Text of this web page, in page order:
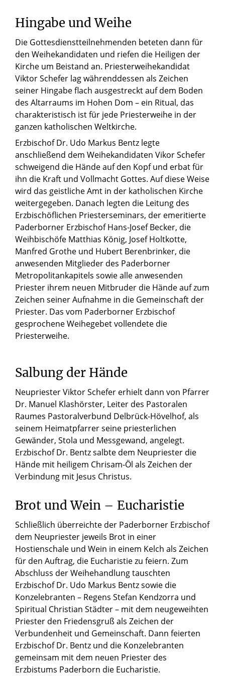
Hingabe und Weihe
Die Gottesdienstteilnehmenden beteten dann für
den Weihekandidaten und riefen die Heiligen der
Kirche um Beistand an. Priesterweihekandidat
Viktor Schefer lag währenddessen als Zeichen
seiner Hingabe flach ausgestreckt auf dem Boden
des Altarraums im Hohen Dom – ein Ritual, das
charakteristisch ist für jede Priesterweihe in der
ganzen katholischen Weltkirche.
Erzbischof Dr. Udo Markus Bentz legte
anschließend dem Weihekandidaten Vikor Schefer
schweigend die Hände auf den Kopf und erbat für
ihn die Kraft und Vollmacht Gottes. Auf diese Weise
wird das geistliche Amt in der katholischen Kirche
weitergegeben. Danach legten die Leitung des
Erzbischöflichen Priesterseminars, der emeritierte
Paderborner Erzbischof Hans-Josef Becker, die
Weihbischöfe Matthias König, Josef Holtkotte,
Manfred Grothe und Hubert Berenbrinker, die
anwesenden Mitglieder des Paderborner
Metropolitankapitels sowie alle anwesenden
Priester ihrem neuen Mitbruder die Hände auf zum
Zeichen seiner Aufnahme in die Gemeinschaft der
Priester. Das vom Paderborner Erzbischof
gesprochene Weihegebet vollendete die
Priesterweihe.
Salbung der Hände
Neupriester Viktor Schefer erhielt dann von Pfarrer
Dr. Manuel Klashörster, Leiter des Pastoralen
Raumes Pastoralverbund Delbrück-Hövelhof, als
seinem Heimatpfarrer seine priesterlichen
Gewänder, Stola und Messgewand, angelegt.
Erzbischof Dr. Bentz salbte dem Neupriester die
Hände mit heiligem Chrisam-Öl als Zeichen der
Verbindung mit Jesus Christus.
Brot und Wein – Eucharistie
Schließlich überreichte der Paderborner Erzbischof
dem Neupriester jeweils Brot in einer
Hostienschale und Wein in einem Kelch als Zeichen
für den Auftrag, die Eucharistie zu feiern. Zum
Abschluss der Weihehandlung tauschten
Erzbischof Dr. Udo Markus Bentz sowie die
Konzelebranten – Regens Stefan Kendzorra und
Spiritual Christian Städter – mit dem neugeweihten
Priester den Friedensgruß als Zeichen der
Verbundenheit und Gemeinschaft. Dann feierten
Erzbischof Dr. Bentz und die Konzelebranten
gemeinsam mit dem neuen Priester des
Erzbistums Paderborn die Eucharistie.